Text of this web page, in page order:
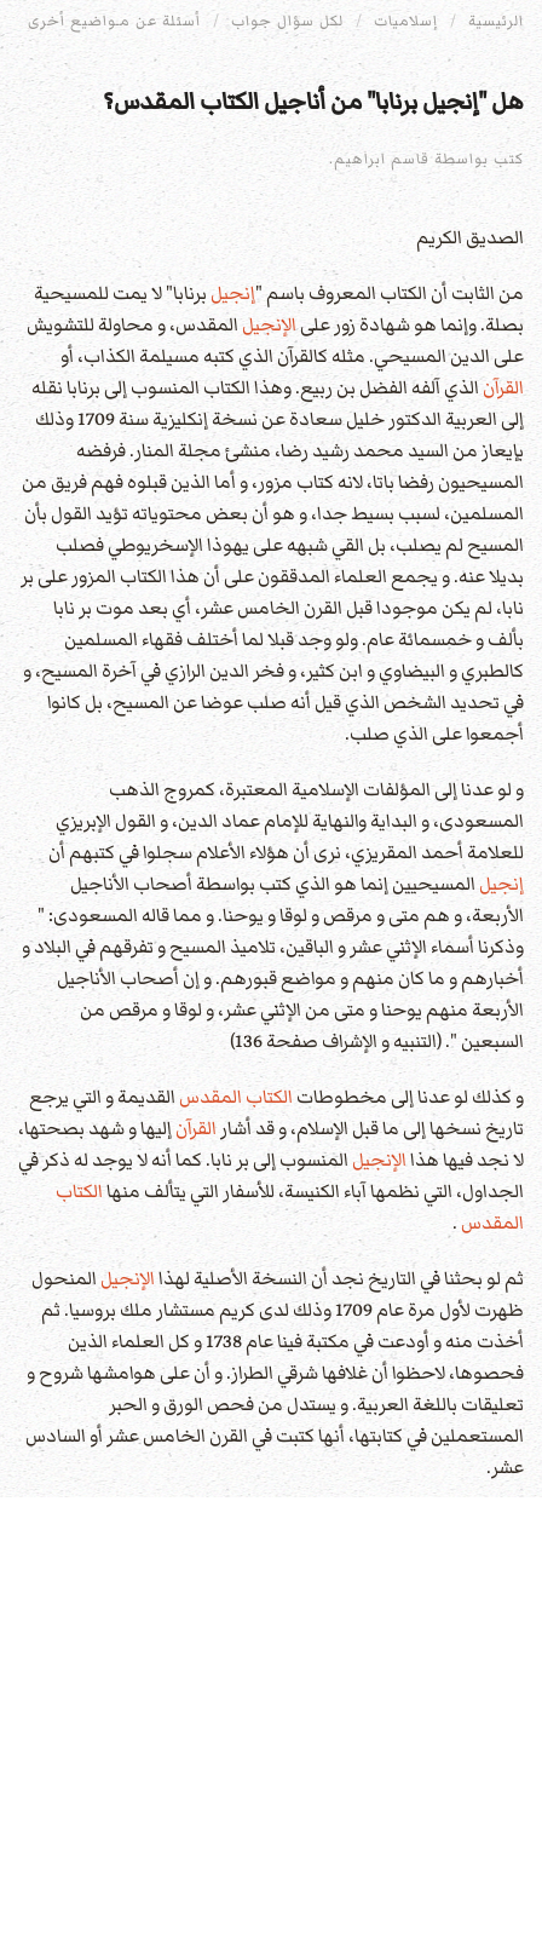
الرئيسية إسلاميات لكل سؤال جواب أسئلة عن مـواضيع أخرى
هل "إنجيل برنابا" من أناجيل الكتاب المقدس؟
كتب بواسطة قاسم ابراهيم.
الصديق الكريم
من الثابت أن الكتاب المعروف باسم "إنجيل برنابا" لا يمت للمسيحية
بصلة. وإنما هو شهادة زور علىالإنجيلالمقدس، و محاولة للتشويش
على الدين المسيحي. مثله كالقرآن الذي كتبه مسيلمة الكذاب، أو
القرآنالذي آلفه الفضل بن ربيع. وهذا الكتاب المنسوب إلى برنابا نقله
إلى العربية الدكتور خليل سعادة عن نسخة إنكليزية سنة 1709 وذلك
بإيعاز من السيد محمد رشيد رضا، منشئ مجلة المنار. فرفضه
المسيحيون رفضا باتا، لانه كتاب مزور، و أما الذين قبلوه فهم فريق من
المسلمين، لسبب بسيط جدا، و هو أن بعض محتوياته تؤيد القول بأن
المسيح لم يصلب، بل القي شبهه على يهوذا الإسخريوطي فصلب
بديلا عنه. و يجمع العلماء المدققون على أن هذا الكتاب المزور على بر
نابا، لم يكن موجودا قبل القرن الخامس عشر، أي بعد موت بر نابا
بألف و خمسمائة عام. ولو وجد قبلا لما أختلف فقهاء المسلمين
كالطبري و البيضاوي و ابن كثير، و فخر الدين الرازي في آخرة المسيح، و
في تحديد الشخص الذي قيل أنه صلب عوضا عن المسيح، بل كانوا
أجمعوا على الذي صلب.
و لو عدنا إلى المؤلفات الإسلامية المعتبرة، كمروج الذهب
المسعودى، و البداية والنهاية للإمام عماد الدين، و القول الإبريزي
للعلامة أحمد المقريزي، نرى أن هؤلاء الأعلام سجلوا في كتبهم أن
إنجيل المسيحيين إنما هو الذي كتب بواسطة أصحاب الأناجيل
الأربعة، و هم متى و مرقص و لوقا و يوحنا. و مما قاله المسعودى: "
وذكرنا أسماء الإثني عشر و الباقين، تلاميذ المسيح و تفرقهم في البلاد و
أخبارهم و ما كان منهم و مواضع قبورهم. و إن أصحاب الأناجيل
الأربعة منهم يوحنا و متى من الإثني عشر، و لوقا و مرقص من
السبعين ". (التنبيه و الإشراف صفحة 136)
و كذلك لو عدنا إلى مخطوطات الكتاب المقدس القديمة و التي يرجع
تاريخ نسخها إلى ما قبل الإسلام، و قد أشار القرآنإليها و شهد بصحتها،
لا نجد فيها هذاالإنجيل المنسوب إلى بر نابا. كما أنه لا يوجد له ذكر في
الجداول، التي نظمها آباء الكنيسة، للأسفار التي يتألف منهاالكتاب
المقدس .
ثم لو بحثنا في التاريخ نجد أن النسخة الأصلية لهذاالإنجيل المنحول
ظهرت لأول مرة عام 1709 وذلك لدى كريم مستشار ملك بروسيا. ثم
أخذت منه و أودعت في مكتبة فينا عام 1738 و كل العلماء الذين
فحصوها، لاحظوا أن غلافها شرقي الطراز. و أن على هوامشها شروح و
تعليقات باللغة العربية. و يستدل من فحص الورق و الحبر
المستعملين في كتابتها، أنها كتبت في القرن الخامس عشر أو السادس
عشر.